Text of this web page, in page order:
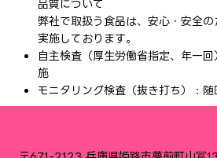
品質について
弊社で取扱う食品は、安心・安全
実施しております。
自主検査（厚生労働省指定、年一
施
モニタリング検査（抜き打ち）：随